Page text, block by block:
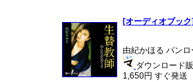
[オーディオブッ
由紀かほる パン
ダウンロード
1,650円 すぐ発送